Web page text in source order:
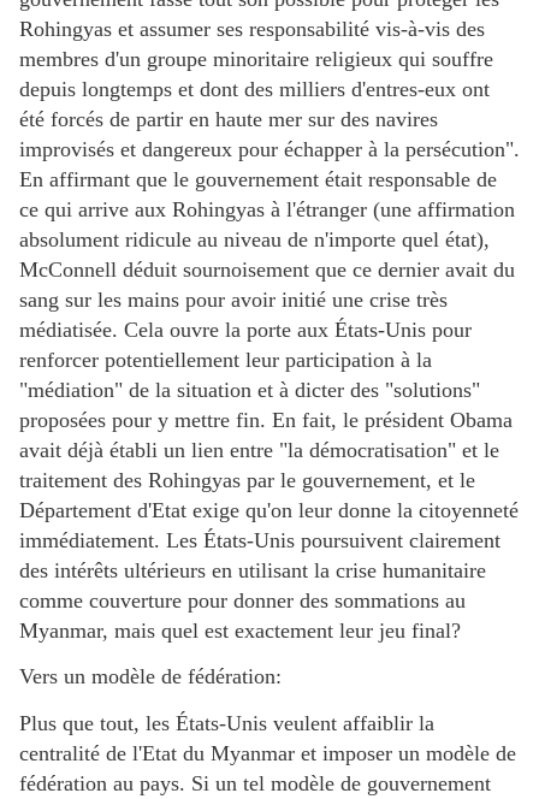
Rohingyas et assumer ses responsabilité vis-à-vis des
membres d'un groupe minoritaire religieux qui souffre
depuis longtemps et dont des milliers d'entres-eux ont
été forcés de partir en haute mer sur des navires
improvisés et dangereux pour échapper à la persécution".
En affirmant que le gouvernement était responsable de
ce qui arrive aux Rohingyas à l'étranger (une affirmation
absolument ridicule au niveau de n'importe quel état),
McConnell déduit sournoisement que ce dernier avait du
sang sur les mains pour avoir initié une crise très
médiatisée. Cela ouvre la porte aux États-Unis pour
renforcer potentiellement leur participation à la
"médiation" de la situation et à dicter des "solutions"
proposées pour y mettre fin. En fait, le président Obama
avait déjà établi un lien entre "la démocratisation" et le
traitement des Rohingyas par le gouvernement, et le
Département d'Etat exige qu'on leur donne la citoyenneté
immédiatement. Les États-Unis poursuivent clairement
des intérêts ultérieurs en utilisant la crise humanitaire
comme couverture pour donner des sommations au
Myanmar, mais quel est exactement leur jeu final?
Vers un modèle de fédération:
Plus que tout, les États-Unis veulent affaiblir la
centralité de l'Etat du Myanmar et imposer un modèle de
fédération au pays. Si un tel modèle de gouvernement